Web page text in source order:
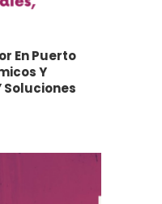
En Puerto
Y
Soluciones